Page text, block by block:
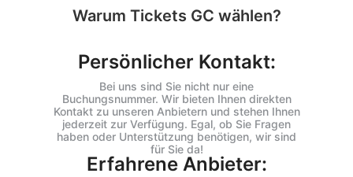
Warum Tickets GC wählen?
Persönlicher Kontakt:
Bei uns sind Sie nicht nur eine
Buchungsnummer. Wir bieten Ihnen direkten
Kontakt zu unseren Anbietern und stehen Ihnen
jederzeit zur Verfügung. Egal, ob Sie Fragen
haben oder Unterstützung benötigen, wir sind
für Sie da!
Erfahrene Anbieter: